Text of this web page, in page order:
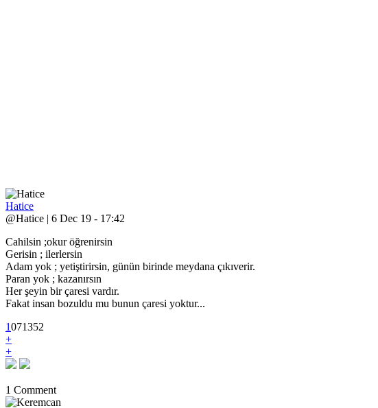
Hatice
@Hatice | 6 Dec 19 - 17:42
Cahilsin ;okur öğrenirsin
Gerisin ; ilerlersin
Adam yok ; yetiştirirsin, günün birinde meydana çıkıverir.
Paran yok ; kazanırsın
Her şeyin bir çaresi vardır.
Fakat insan bozuldu mu bunun çaresi yoktur...
1071352
+
+
1 Comment